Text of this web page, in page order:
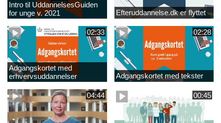
Intro til UddannelsesGuiden
for unge v. 2021
Efteruddannelse.dk er flyttet
02:33
Adgangskortet med
erhvervsuddannelser
02:28
Adgangskortet med tekster
04:44 00:45